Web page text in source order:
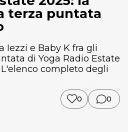
terza puntata
Iezzi e Baby K fra gli
di Yoga Radio Estate
completo degli
0 0